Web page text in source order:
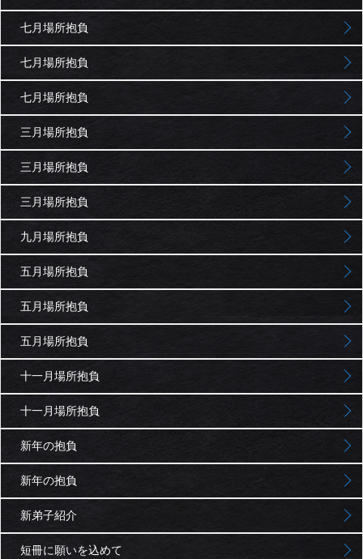
七月場所抱負
七月場所抱負
七月場所抱負
三月場所抱負
三月場所抱負
三月場所抱負
九月場所抱負
五月場所抱負
五月場所抱負
五月場所抱負
十一月場所抱負
十一月場所抱負
新年の抱負
新年の抱負
新弟子紹介
短冊に願いを込めて